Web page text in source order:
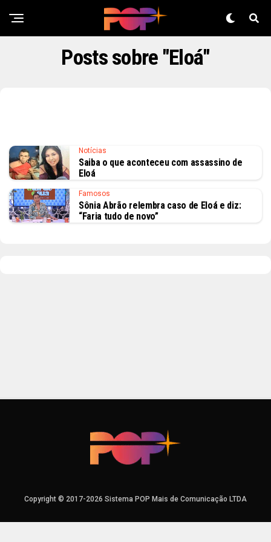
Posts sobre "Eloá"
Notícias
Saiba o que aconteceu com assassino de
Eloá
Famosos
Sônia Abrão relembra caso de Eloá e diz:
“Faria tudo de novo”
Copyright © 2017-2026 Sistema POP Mais de Comunicação LTDA